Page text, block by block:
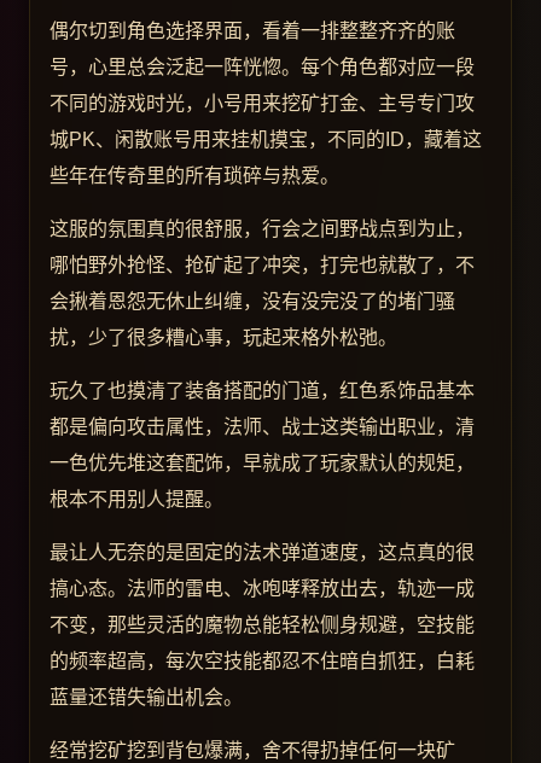
偶尔切到角色选择界面，看着一排整整齐齐的账
号，心里总会泛起一阵恍惚。每个角色都对应一段
不同的游戏时光，小号用来挖矿打金、主号专门攻
城PK、闲散账号用来挂机摸宝，不同的ID，藏着这
些年在传奇里的所有琐碎与热爱。
这服的氛围真的很舒服，行会之间野战点到为止，
哪怕野外抢怪、抢矿起了冲突，打完也就散了，不
会揪着恩怨无休止纠缠，没有没完没了的堵门骚
扰，少了很多糟心事，玩起来格外松弛。
玩久了也摸清了装备搭配的门道，红色系饰品基本
都是偏向攻击属性，法师、战士这类输出职业，清
一色优先堆这套配饰，早就成了玩家默认的规矩，
根本不用别人提醒。
最让人无奈的是固定的法术弹道速度，这点真的很
搞心态。法师的雷电、冰咆哮释放出去，轨迹一成
不变，那些灵活的魔物总能轻松侧身规避，空技能
的频率超高，每次空技能都忍不住暗自抓狂，白耗
蓝量还错失输出机会。
经常挖矿挖到背包爆满，舍不得扔掉任何一块矿